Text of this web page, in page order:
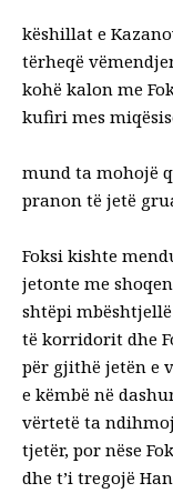
këshillat e
tërheqë
kohë kalon me
kufiri mes
mund ta mohojë
pranon të jetë
Foksi kishte
jetonte me
shtëpi
të korridorit dhe
për gjithë jetën e
e këmbë në
vërtetë ta
tjetër, por nëse
dhe t’i tregojë